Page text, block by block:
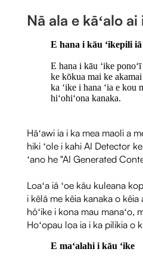
Nā ala e kāʻalo ai
E hana i kāu ʻikepili iā
E hana i kāu ʻike
ke kōkua mai ke
ka ʻike i hana ʻia e kou
hiʻohiʻona kanaka.
Hāʻawi ia i ka mea maoli a
hiki ʻole i kahi AI Detector
ʻano he "AI Generated
Loaʻa iā ʻoe kāu kuleana
i kēlā me kēia kanaka o kēia
hōʻike i kona mau manaʻo,
Hoʻopau loa ia i ka pilikia o
E maʻalahi i kāu ʻike